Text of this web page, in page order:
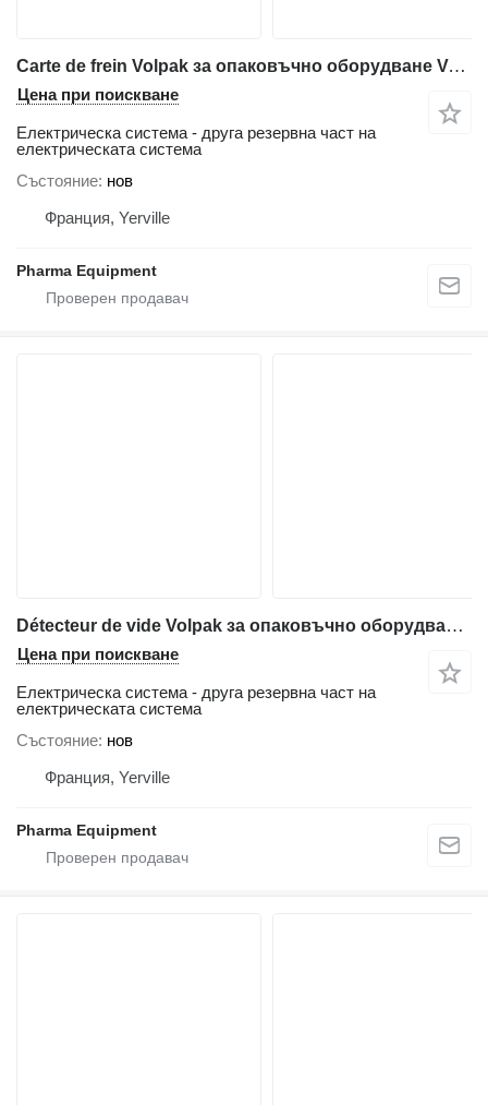
Carte de frein Volpak за опаковъчно оборудване Volpak S240 D
Цена при поискване
Електрическа система - друга резервна част на
електрическата система
Състояние нов
Франция, Yerville
Pharma Equipment
Détecteur de vide Volpak за опаковъчно оборудване Volpak S240 D
Цена при поискване
Електрическа система - друга резервна част на
електрическата система
Състояние нов
Франция, Yerville
Pharma Equipment